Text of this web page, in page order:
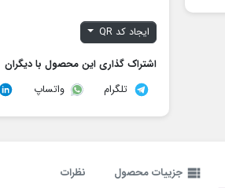
ایجاد کد QR
اشتراک گذاری این محصول با دیگران
تلگرام
واتساپ
view_list جزییات محصول نظرات